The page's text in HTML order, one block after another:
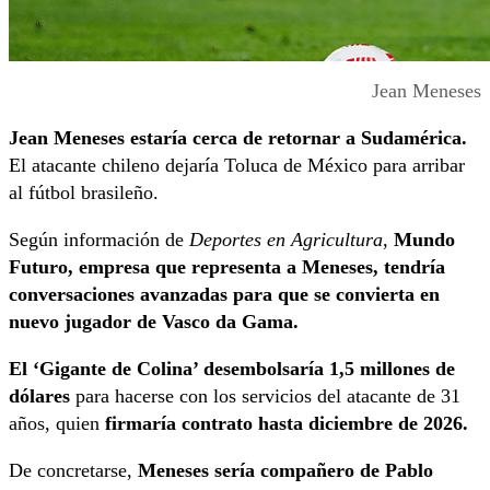
Jean Meneses
Jean Meneses estaría cerca de retornar a Sudamérica.
El atacante chileno dejaría Toluca de México para arribar
al fútbol brasileño.
Según información de Deportes en Agricultura, Mundo
Futuro, empresa que representa a Meneses, tendría
conversaciones avanzadas para que se convierta en
nuevo jugador de Vasco da Gama.
El ‘Gigante de Colina’ desembolsaría 1,5 millones de
dólares para hacerse con los servicios del atacante de 31
años, quien firmaría contrato hasta diciembre de 2026.
De concretarse, Meneses sería compañero de Pablo